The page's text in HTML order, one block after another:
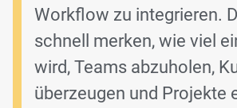
Workflow zu integrieren.
schnell merken, wie viel
wird, Teams abzuholen,
überzeugen und Projekte